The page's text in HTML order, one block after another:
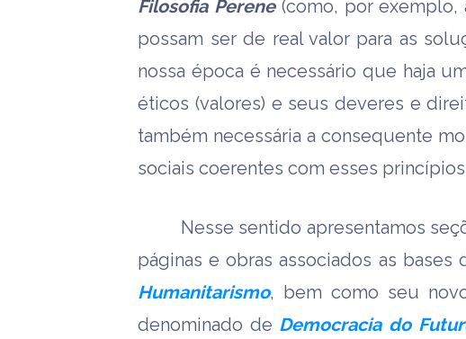
Filosofia Perene(como, por exemplo,
possam ser de real valor para as
nossa época é necessário que haja
éticos (valores) e seus deveres e
também necessária a consequente
sociais coerentes com esses
Nesse sentido apresentamos
páginas e obras associados as bases
Humanitarismo, bem como seu
denominado de Democracia do